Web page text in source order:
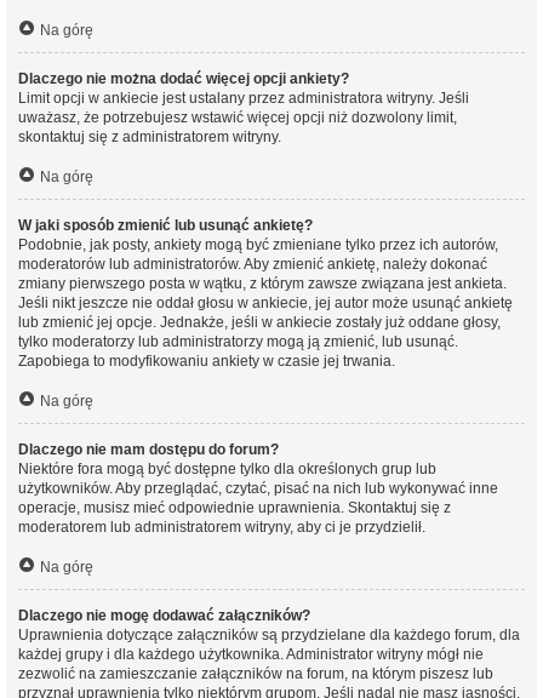
Na górę
Dlaczego nie można dodać więcej opcji ankiety?
Limit opcji w ankiecie jest ustalany przez administratora witryny. Jeśli
uważasz, że potrzebujesz wstawić więcej opcji niż dozwolony limit,
skontaktuj się z administratorem witryny.
Na górę
W jaki sposób zmienić lub usunąć ankietę?
Podobnie, jak posty, ankiety mogą być zmieniane tylko przez ich autorów,
moderatorów lub administratorów. Aby zmienić ankietę, należy dokonać
zmiany pierwszego posta w wątku, z którym zawsze związana jest ankieta.
Jeśli nikt jeszcze nie oddał głosu w ankiecie, jej autor może usunąć ankietę
lub zmienić jej opcje. Jednakże, jeśli w ankiecie zostały już oddane głosy,
tylko moderatorzy lub administratorzy mogą ją zmienić, lub usunąć.
Zapobiega to modyfikowaniu ankiety w czasie jej trwania.
Na górę
Dlaczego nie mam dostępu do forum?
Niektóre fora mogą być dostępne tylko dla określonych grup lub
użytkowników. Aby przeglądać, czytać, pisać na nich lub wykonywać inne
operacje, musisz mieć odpowiednie uprawnienia. Skontaktuj się z
moderatorem lub administratorem witryny, aby ci je przydzielił.
Na górę
Dlaczego nie mogę dodawać załączników?
Uprawnienia dotyczące załączników są przydzielane dla każdego forum, dla
każdej grupy i dla każdego użytkownika. Administrator witryny mógł nie
zezwolić na zamieszczanie załączników na forum, na którym piszesz lub
przyznał uprawnienia tylko niektórym grupom. Jeśli nadal nie masz jasności,